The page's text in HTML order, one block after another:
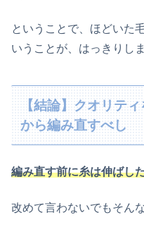
ということで、ほどいた
いうことが、はっきりしま
【結論】クオリテ
から編み直すべし
編み直す前に糸は伸ばし
改めて言わないでもそん